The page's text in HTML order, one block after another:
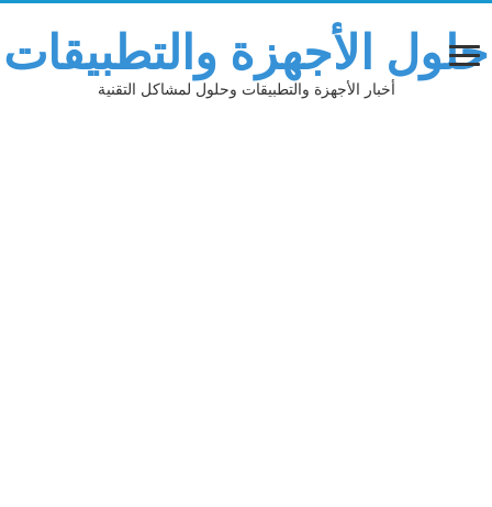
حلول الأجهزة والتطبيقات
أخبار الأجهزة والتطبيقات وحلول لمشاكل التقنية